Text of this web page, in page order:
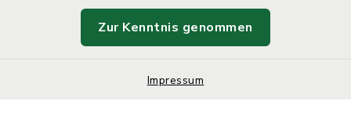
Zur Kenntnis genommen
Impressum
Impressum